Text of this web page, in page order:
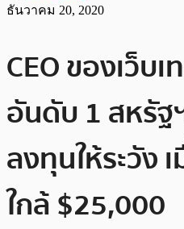
ธันวาคม 20, 2020
CEO ของเว็บ
อันดับ 1 สหรัฐ
ลงทุนให้ระวัง
ใกล้ $25,000